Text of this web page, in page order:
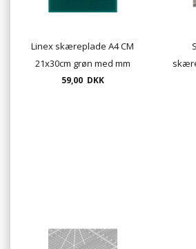
Linex skæreplade A4 CM
21x30cm grøn med mm
inddeling.
59,00 DKK